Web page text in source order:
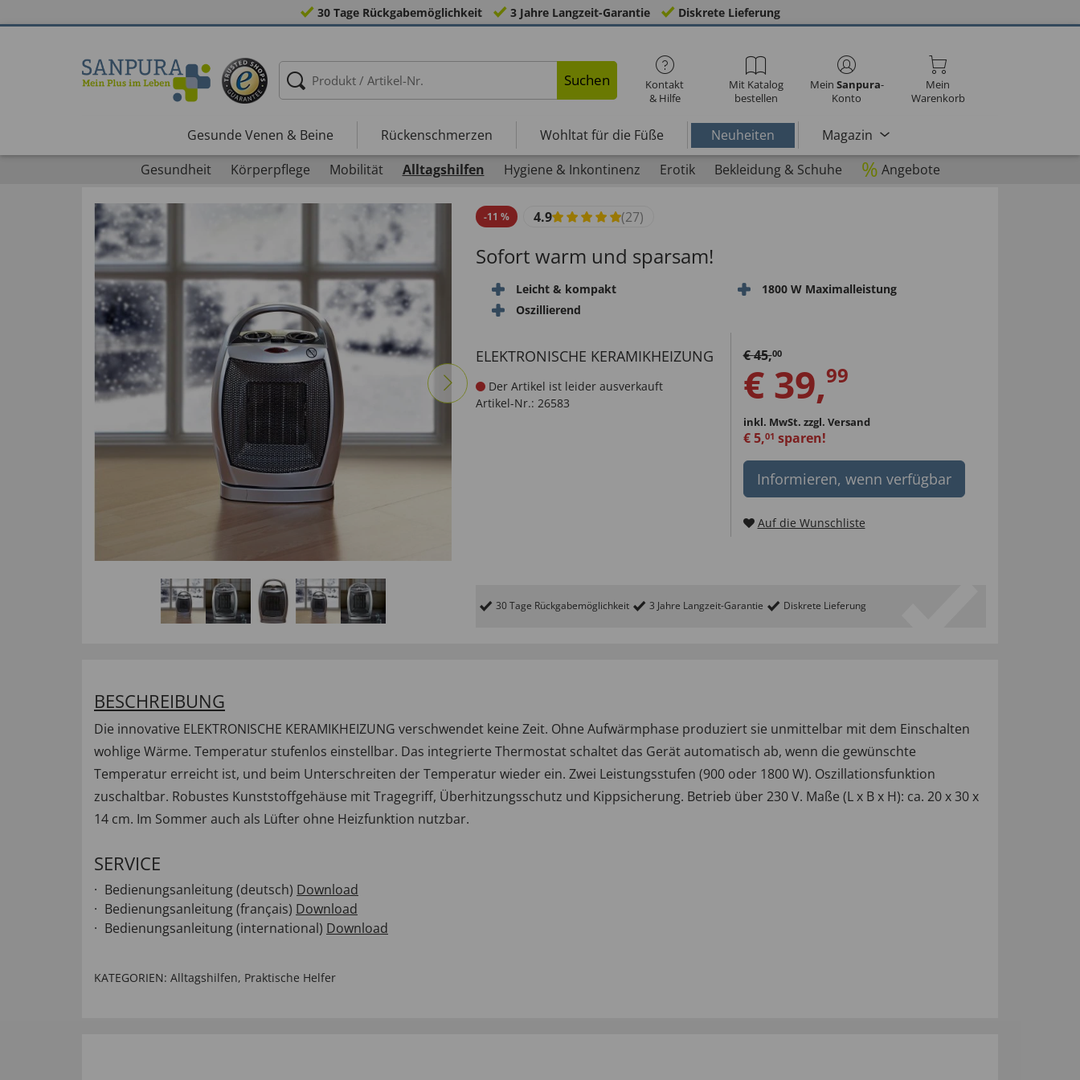
30 Tage Rückgabemöglichkeit 3 Jahre Langzeit-Garantie Diskrete Lieferung
Suchen
Kontakt
& Hilfe
Mit Katalog
bestellen
Mein Sanpura-
Konto
Mein
Warenkorb
Gesunde Venen & Beine Rückenschmerzen Wohltat für die Füße Neuheiten
Magazin
Gesundheit
Körperpflege Mobilität Alltagshilfen Hygiene & Inkontinenz Erotik Bekleidung & Schuhe % Angebote
-11 % 4.9 (27)
Sofort warm und sparsam!
Leicht & kompakt
Oszillierend
1800 W Maximalleistung
ELEKTRONISCHE KERAMIKHEIZUNG
Der Artikel ist leider ausverkauft
Artikel-Nr.: 26583
€45,00
€ 39,99
inkl. MwSt. zzgl. Versand
€5,01 sparen!
Informieren, wenn verfügbar
Auf die Wunschliste
30 Tage Rückgabemöglichkeit 3 Jahre Langzeit-Garantie Diskrete Lieferung
BESCHREIBUNG
Die innovative ELEKTRONISCHE KERAMIKHEIZUNG verschwendet keine Zeit. Ohne Aufwärmphase produziert sie unmittelbar mit dem Einschalten
wohlige Wärme. Temperatur stufenlos einstellbar. Das integrierte Thermostat schaltet das Gerät automatisch ab, wenn die gewünschte
Temperatur erreicht ist, und beim Unterschreiten der Temperatur wieder ein. Zwei Leistungsstufen (900 oder 1800 W). Oszillationsfunktion
zuschaltbar. Robustes Kunststoffgehäuse mit Tragegriff, Überhitzungsschutz und Kippsicherung. Betrieb über 230 V. Maße (L x B x H): ca. 20 x 30 x
14 cm. Im Sommer auch als Lüfter ohne Heizfunktion nutzbar.
SERVICE
Bedienungsanleitung (deutsch) Download
Bedienungsanleitung (français) Download
Bedienungsanleitung (international) Download
KATEGORIEN: Alltagshilfen, Praktische Helfer